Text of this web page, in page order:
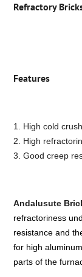
Refractory
Features
1. High cold
2. High
3. Good creep
Andalusute
refractoriness
resistance and
for high
parts of the